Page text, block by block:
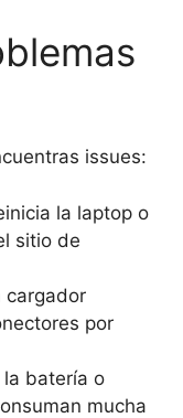
issues:
la laptop o
sitio de
cargador
por
la batería o
mucha